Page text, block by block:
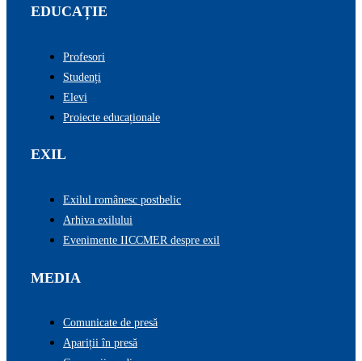
EDUCAȚIE
Profesori
Studenți
Elevi
Proiecte educaționale
EXIL
Exilul românesc postbelic
Arhiva exilului
Evenimente IICCMER despre exil
MEDIA
Comunicate de presă
Apariții în presă